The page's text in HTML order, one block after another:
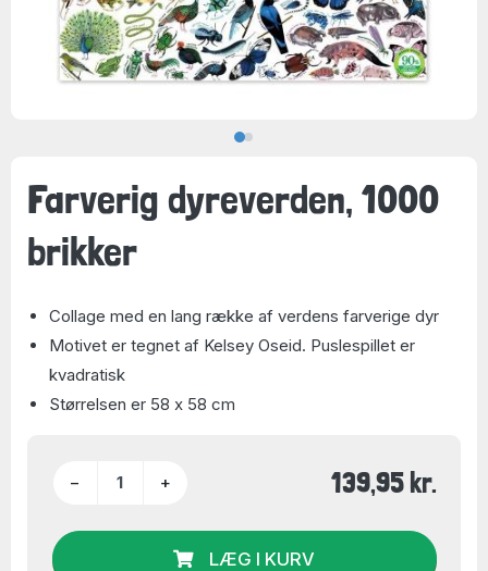
Farverig dyreverden, 1000
brikker
Collage med en lang række af verdens farverige dyr
Motivet er tegnet af Kelsey Oseid. Puslespillet er
kvadratisk
Størrelsen er 58 x 58 cm
− + 139,95 kr.
LÆG I KURV